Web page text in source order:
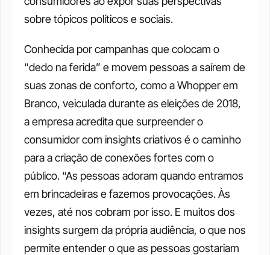
sobre tópicos políticos e sociais.
Conhecida por campanhas que colocam o
“dedo na ferida” e movem pessoas a saírem de
suas zonas de conforto, como a Whopper em
Branco, veiculada durante as eleições de 2018,
a empresa acredita que surpreender o
consumidor com insights criativos é o caminho
para a criação de conexões fortes com o
público. “As pessoas adoram quando entramos
em brincadeiras e fazemos provocações. Às
vezes, até nos cobram por isso. E muitos dos
insights surgem da própria audiência, o que nos
permite entender o que as pessoas gostariam